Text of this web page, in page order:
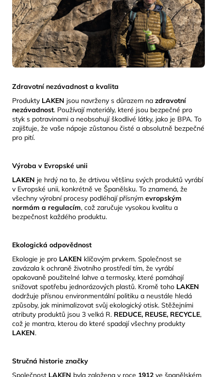
Zdravotní nezávadnost a kvalita
Produkty LAKEN jsou navrženy s důrazem na zdravotní
nezávadnost. Používají materiály, které jsou bezpečné pro
styk s potravinami a neobsahují škodlivé látky, jako je BPA. To
zajišťuje, že vaše nápoje zůstanou čisté a absolutně bezpečné
pro pití.
Výroba v Evropské unii
LAKEN je hrdý na to, že drtivou většinu svých produktů vyrábí
v Evropské unii, konkrétně ve Španělsku. To znamená, že
všechny výrobní procesy podléhají přísným evropským
normám a regulacím, což zaručuje vysokou kvalitu a
bezpečnost každého produktu.
Ekologická odpovědnost
Ekologie je pro LAKEN klíčovým prvkem. Společnost se
zavázala k ochraně životního prostředí tím, že vyrábí
opakovaně použitelné lahve a termosky, které pomáhají
snižovat spotřebu jednorázových plastů. Kromě toho LAKEN
dodržuje přísnou environmentální politiku a neustále hledá
způsoby, jak minimalizovat svůj ekologický otisk. ​Stěžejními
atributy produktů jsou 3 velká R. REDUCE, REUSE, RECYCLE,
což je mantra, kterou do které spadají všechny produkty
LAKEN.
Stručná historie značky
Společnost LAKEN byla založena v roce 1912 ve španělském